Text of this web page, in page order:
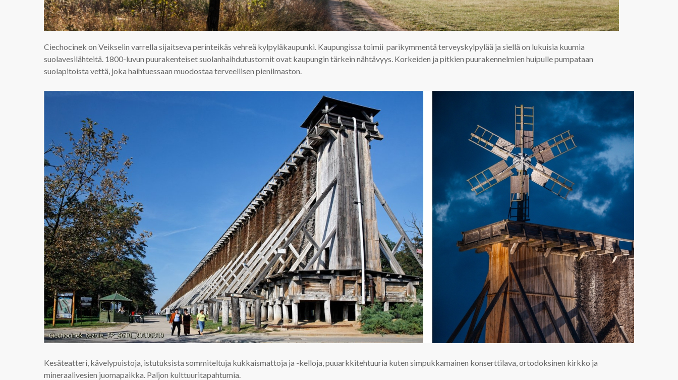
Ciechocinek on Veikselin varrella sijaitseva perinteikäs vehreä kylpyläkaupunki. Kaupungissa toimii parikymmentä terveyskylpylää ja siellä on lukuisia kuumia
suolavesilähteitä. 1800-luvun puurakenteiset suolanhaihdutustornit ovat kaupungin tärkein nähtävyys. Korkeiden ja pitkien puurakennelmien huipulle pumpataan
suolapitoista vettä, joka haihtuessaan muodostaa terveellisen pienilmaston.
Kesäteatteri, kävelypuistoja, istutuksista sommiteltuja kukkaismattoja ja -kelloja, puuarkkitehtuuria kuten simpukkamainen konserttilava, ortodoksinen kirkko ja
mineraalivesien juomapaikka. Paljon kulttuuritapahtumia.